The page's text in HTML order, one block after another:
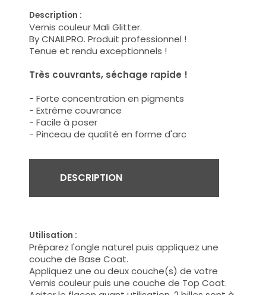
Description :
Vernis couleur Mali Glitter.
By CNAILPRO. Produit professionnel !
Tenue et rendu exceptionnels !
Très couvrants, séchage rapide !
- Forte concentration en pigments
- Extrême couvrance
- Facile à poser
- Pinceau de qualité en forme d'arc
DESCRIPTION
Utilisation :
Préparez l'ongle naturel puis appliquez une
couche de Base Coat.
Appliquez une ou deux couche(s) de votre
Vernis couleur puis une couche de Top Coat.